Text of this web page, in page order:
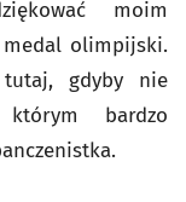
moim
medal olimpijski.
gdyby nie
bardzo